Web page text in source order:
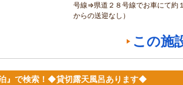
号線⇒県道２８号線でお車にて約
からの送迎なし）
この施
』で検索！◆貸切露天風呂あります◆